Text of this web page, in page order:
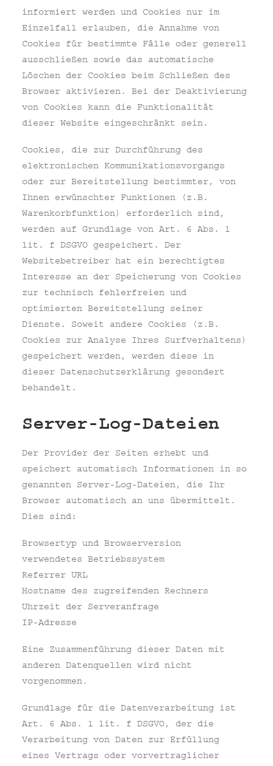
informiert werden und Cookies nur im
Einzelfall erlauben, die Annahme von
Cookies für bestimmte Fälle oder generell
ausschließen sowie das automatische
Löschen der Cookies beim Schließen des
Browser aktivieren. Bei der Deaktivierung
von Cookies kann die Funktionalität
dieser Website eingeschränkt sein.
Cookies, die zur Durchführung des
elektronischen Kommunikationsvorgangs
oder zur Bereitstellung bestimmter, von
Ihnen erwünschter Funktionen (z.B.
Warenkorbfunktion) erforderlich sind,
werden auf Grundlage von Art. 6 Abs. 1
lit. f DSGVO gespeichert. Der
Websitebetreiber hat ein berechtigtes
Interesse an der Speicherung von Cookies
zur technisch fehlerfreien und
optimierten Bereitstellung seiner
Dienste. Soweit andere Cookies (z.B.
Cookies zur Analyse Ihres Surfverhaltens)
gespeichert werden, werden diese in
dieser Datenschutzerklärung gesondert
behandelt.
Server-Log-Dateien
Der Provider der Seiten erhebt und
speichert automatisch Informationen in so
genannten Server-Log-Dateien, die Ihr
Browser automatisch an uns übermittelt.
Dies sind:
Browsertyp und Browserversion
verwendetes Betriebssystem
Referrer URL
Hostname des zugreifenden Rechners
Uhrzeit der Serveranfrage
IP-Adresse
Eine Zusammenführung dieser Daten mit
anderen Datenquellen wird nicht
vorgenommen.
Grundlage für die Datenverarbeitung ist
Art. 6 Abs. 1 lit. f DSGVO, der die
Verarbeitung von Daten zur Erfüllung
eines Vertrags oder vorvertraglicher